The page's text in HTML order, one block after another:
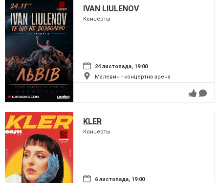
IVAN LIULENOV
Концерты
24 листопада, 19:00
Малевич - концертна арена
KLER
Концерты
6 листопада, 19:00